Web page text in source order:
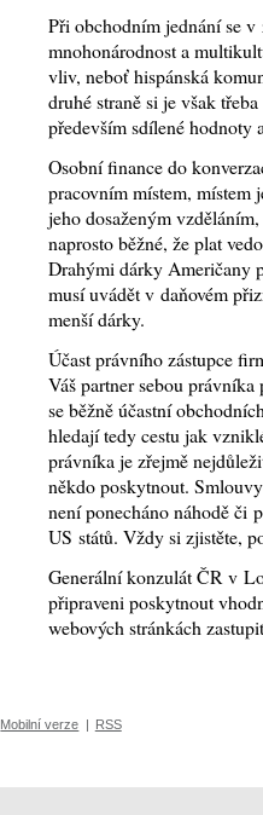
Při obchodním jednání se
mnohonárodnost a
vliv, neboť hispánská
druhé straně si je však
především sdílené hodnoty
Osobní finance do
pracovním místem, místem
jeho dosaženým
naprosto běžné, že plat
Drahými dárky Američany
musí uvádět v daňovém
menší dárky.
Účast právního zástupce
Váš partner sebou
se běžně účastní
hledají tedy cestu jak
právníka je zřejmě
někdo poskytnout.
není ponecháno náhodě či
US států. Vždy si zjistěte,
Generální konzulát ČR v
připraveni poskytnout
webových stránkách
Mobilní verze | RSS